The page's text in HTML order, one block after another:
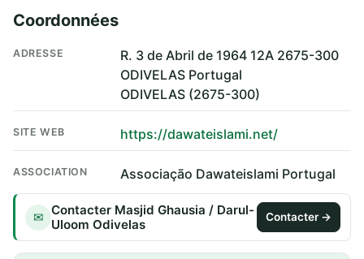
Coordonnées
ADRESSE
R. 3 de Abril de 1964 12A 2675-300
ODIVELAS Portugal
ODIVELAS (2675-300)
SITE WEB https://dawateislami.net/
ASSOCIATION Associação Dawateislami Portugal
✉ Contacter Masjid Ghausia / Darul-
Uloom Odivelas
Contacter →